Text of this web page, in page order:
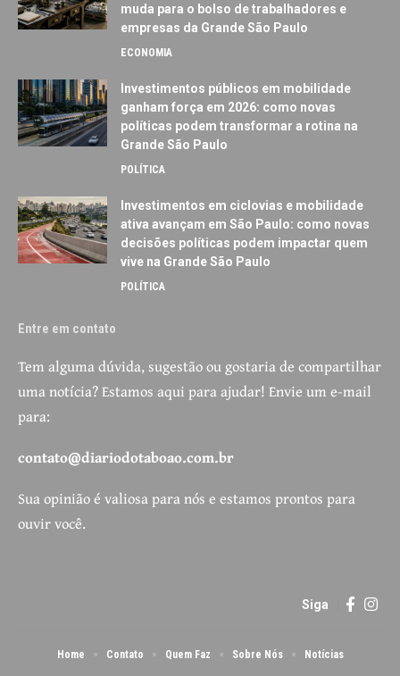
muda para o bolso de trabalhadores e
empresas da Grande São Paulo
ECONOMIA
Investimentos públicos em mobilidade
ganham força em 2026: como novas
políticas podem transformar a rotina na
Grande São Paulo
POLÍTICA
Investimentos em ciclovias e mobilidade
ativa avançam em São Paulo: como novas
decisões políticas podem impactar quem
vive na Grande São Paulo
POLÍTICA
Entre em contato
Tem alguma dúvida, sugestão ou gostaria de compartilhar
uma notícia? Estamos aqui para ajudar! Envie um e-mail
para:
contato@diariodotaboao.com.br
Sua opinião é valiosa para nós e estamos prontos para
ouvir você.
Siga
Home Contato Quem Faz Sobre Nós Notícias